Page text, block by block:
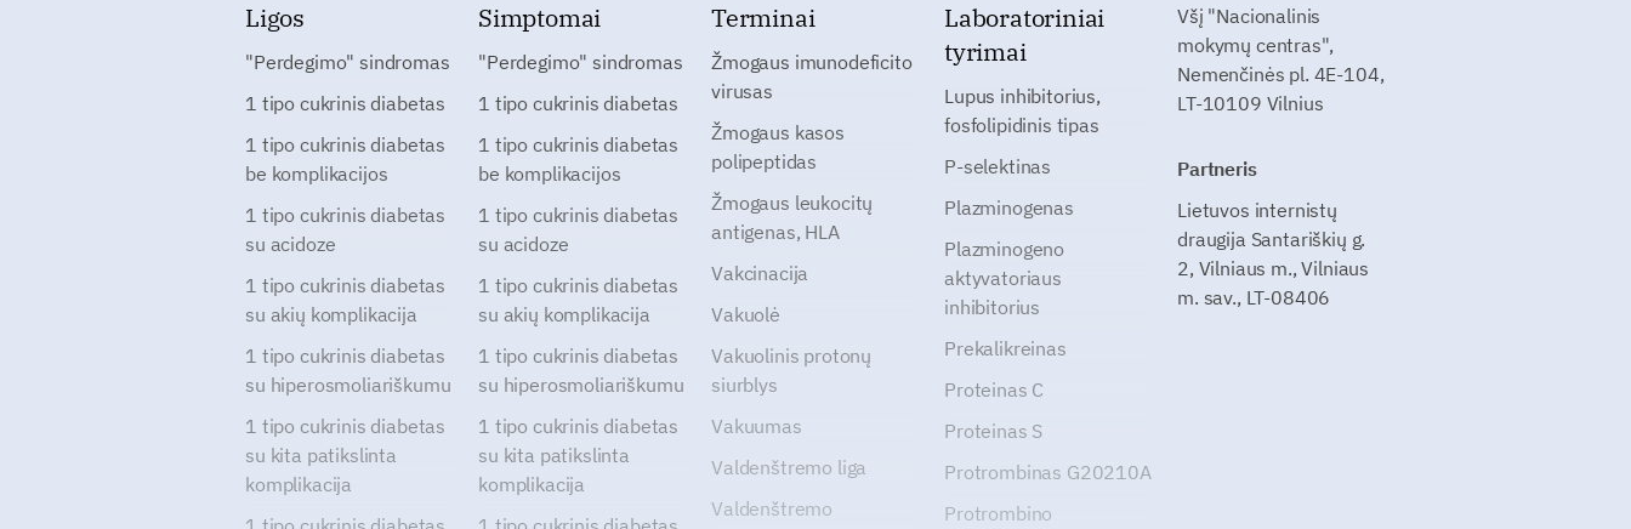
Ligos
"Perdegimo" sindromas
1 tipo cukrinis diabetas
1 tipo cukrinis diabetas
be komplikacijos
1 tipo cukrinis diabetas
su acidoze
1 tipo cukrinis diabetas
su akių komplikacija
1 tipo cukrinis diabetas
su hiperosmoliariškumu
1 tipo cukrinis diabetas
su kita patikslinta
komplikacija
Simptomai
"Perdegimo" sindromas
1 tipo cukrinis diabetas
1 tipo cukrinis diabetas
be komplikacijos
1 tipo cukrinis diabetas
su acidoze
1 tipo cukrinis diabetas
su akių komplikacija
1 tipo cukrinis diabetas
su hiperosmoliariškumu
1 tipo cukrinis diabetas
su kita patikslinta
komplikacija
Terminai
Žmogaus imunodeficito
virusas
Žmogaus kasos
polipeptidas
Žmogaus leukocitų
antigenas, HLA
Vakcinacija
Vakuolė
Vakuolinis protonų
siurblys
Vakuumas
Valdenštremo liga
Valdenštremo
Laboratoriniai
tyrimai
Lupus inhibitorius,
fosfolipidinis tipas
P-selektinas
Plazminogenas
Plazminogeno
aktyvatoriaus
inhibitorius
Prekalikreinas
Proteinas C
Proteinas S
Protrombinas G20210A
Protrombino
Všį "Nacionalinis
mokymų centras",
Nemenčinės pl. 4E-104,
LT-10109 Vilnius
Partneris
Lietuvos internistų
draugija Santariškių g.
2, Vilniaus m., Vilniaus
m. sav., LT-08406